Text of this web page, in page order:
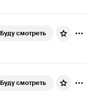
Буду смотреть
Буду смотреть